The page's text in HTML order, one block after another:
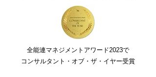
全能連マネジメントアワード2023で
コンサルタント・オブ・ザ・イヤー受賞